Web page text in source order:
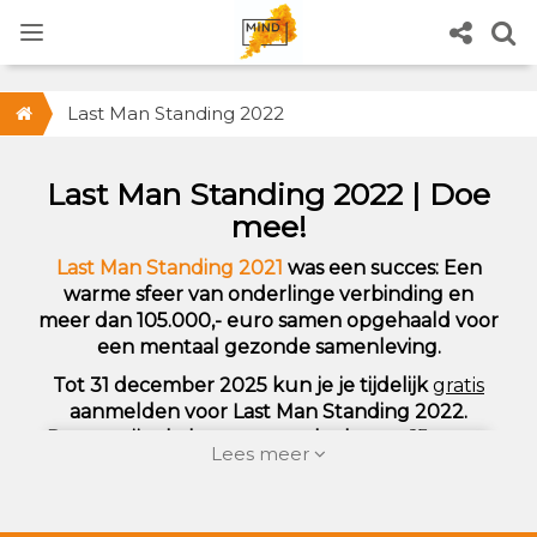
Last Man Standing 2022
Last Man Standing 2022 | Doe
mee!
Last Man Standing 2021 was een succes: Een
warme sfeer van onderlinge verbinding en
meer dan 105.000,- euro samen opgehaald voor
een mentaal gezonde samenleving.
Tot 31 december 2025 kun je je tijdelijkgratis
aanmelden voor Last Man Standing 2022.
Daarna zijn de kosten voor deelname 15,- euro
per persoon. Meld je nu aan!
voor nu even 01-01-2026 in!Zodra de nieuwe
Lees meer